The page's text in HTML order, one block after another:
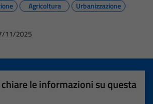
Agricoltura Urbanizzazione
11/2025
le informazioni su questa
per il
funzionamento
del sito e non